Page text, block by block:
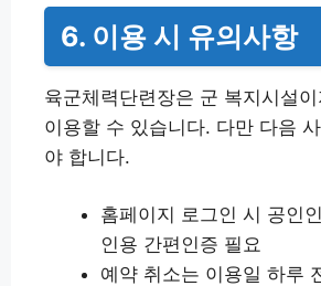
6. 이용 시 유의사항
육군체력단련장은 군 복지시설
이용할 수 있습니다. 다만 다음
야 합니다.
홈페이지 로그인 시 공인
인용 간편인증 필요
예약 취소는 이용일 하루